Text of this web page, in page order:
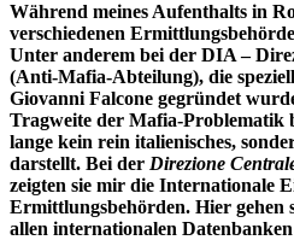
Während meines Aufenthalts in
verschiedenen
Unter anderem bei der DIA –
(Anti-Mafia-Abteilung), die
Giovanni Falcone gegründet
Tragweite der Mafia-Problematik
lange kein rein italienisches,
darstellt. Bei der Direzione
zeigten sie mir die Internationale
Ermittlungsbehörden. Hier gehen
allen internationalen